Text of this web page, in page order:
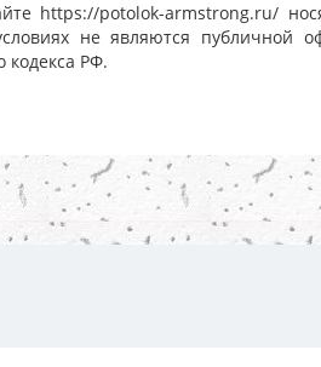
https://potolok-armstrong.ru/
не являются публичной
кодекса РФ.